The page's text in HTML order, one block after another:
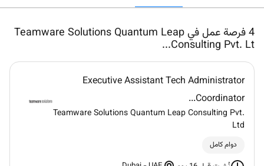
4 فرصة عمل في Teamware Solutions Quantum Leap
Consulting Pvt. Lt...
Executive Assistant Tech Administrator
Coordinator...
Teamware Solutions Quantum Leap Consulting Pvt.
Ltd
دوام كامل